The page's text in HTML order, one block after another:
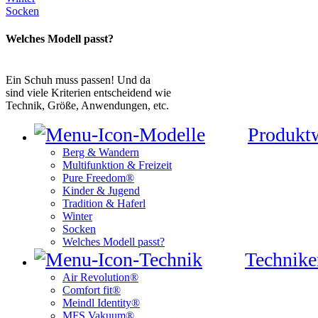
Socken
Welches Modell passt?
Ein Schuh muss passen! Und da
sind viele Kriterien entscheidend wie
Technik, Größe, Anwendungen, etc.
Berg & Wandern
Multifunktion & Freizeit
Pure Freedom®
Kinder & Jugend
Tradition & Haferl
Winter
Socken
Welches Modell passt?
Air Revolution®
Comfort fit®
Meindl Identity®
MFS Vakuum®